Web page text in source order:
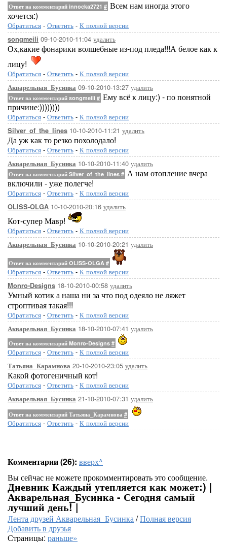
Ответ на комментарий innocka2721 # Всем нам иногда этого
хочется:)
Обратиться - Ответить - К полной версии
songmeili 09-10-2010-11:04 удалить
Ох,какие фонарики волшебные из-под пледа!!!А белое как к
лицу!
Обратиться - Ответить - К полной версии
Акварельная_Бусинка 09-10-2010-13:27 удалить
Ответ на комментарий songmeili # Ему всё к лицу:) - по понятной
причине:))))))))
Обратиться - Ответить - К полной версии
Silver_of_the_lines 10-10-2010-11:21 удалить
Да уж как то резко похолодало!
Обратиться - Ответить - К полной версии
Акварельная_Бусинка 10-10-2010-11:40 удалить
Ответ на комментарий Silver_of_the_lines # А нам отопление вчера
включили - уже полегче!
Обратиться - Ответить - К полной версии
OLISS-OLGA 10-10-2010-20:16 удалить
Кот-супер Мавр!
Обратиться - Ответить - К полной версии
Акварельная_Бусинка 10-10-2010-20:21 удалить
Ответ на комментарий OLISS-OLGA #
Обратиться - Ответить - К полной версии
Monro-Designs 18-10-2010-00:58 удалить
Умный котик а наша ни за что под одеяло не ляжет
строптивая такая!!!
Обратиться - Ответить - К полной версии
Акварельная_Бусинка 18-10-2010-07:41 удалить
Ответ на комментарий Monro-Designs #
Обратиться - Ответить - К полной версии
Татьяна_Карамнова 20-10-2010-23:05 удалить
Какой фотогеничный кот!
Обратиться - Ответить - К полной версии
Акварельная_Бусинка 21-10-2010-07:31 удалить
Ответ на комментарий Татьяна_Карамнова #
Обратиться - Ответить - К полной версии
Комментарии (26): вверх^
Вы сейчас не можете прокомментировать это сообщение.
Дневник Каждый утепляется как может:) |
Акварельная_Бусинка - Сегодня самый
лучший день! |
Лента друзей Акварельная_Бусинка/Полная версия
Добавить в друзья
Страницы: раньше»